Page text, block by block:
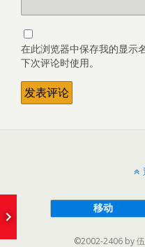
在此浏览器中保存我的显示
下次评论时使用。
移动
©2002-2406 by